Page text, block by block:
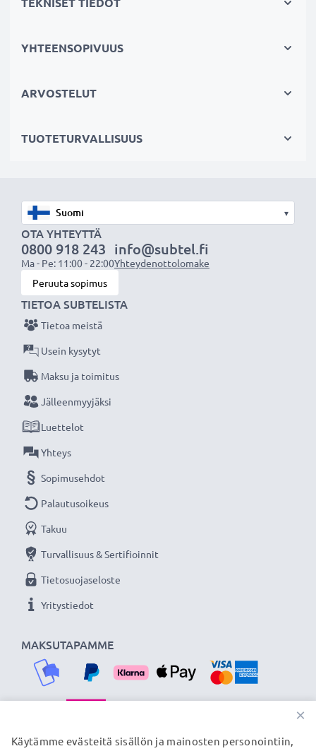
✔ 100% yhteensopiva Canon kameraan
✔ Sopii objektiiveihin: zoomobjektiivi, teleobjektiivi,
ja iskuilta
✔ Vastavalosuoja muotokuva- ja teleobjektiiveille
✔ Voidaan yhdistää linssisuojukseen, objektiivin
suojukseen tai suotimiin
✔ Muotoiltu bajonetti-vastavalosuoja
bajonettikiinnityksellä, sopii vain tiettyihin
objektiiveihin
✔ Ei sovellu super-, ultra- tai laajakulmaobjektiiveille
Tekniset tiedot:
Materiaali: Muovi
Muoto:kukkamalli / tulppaani / terälehti
- Vastavalosuoja kukkamalli / tulppaani / terälehti
bajonetti tuotemerkiltä CELLONIC 3 vuoden
takuulla!
YHTEENSOPIVUUS
ARVOSTELUT
TUOTETURVALLISUUS
▾
OTA YHTEYTTÄ
0800 918 243
Ma - Pe: 11:00 - 22:00
info@subtel.fi
Yhteydenottolomake
Peruuta sopimus
MAKSUTAPAMME
TIETOA SUBTELISTA
Tietoa meistä
Usein kysytyt
Maksu ja toimitus
Jälleenmyyjäksi
Luettelot
Yhteys
Sopimusehdot
Palautusoikeus
Takuu
Turvallisuus & Sertifioinnit
Tietosuojaseloste
Yritystiedot
TOIMITUSKUMPPANIMME
×
Käytämme evästeitä sisällön ja mainosten personointiin,